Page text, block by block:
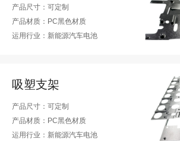
产品尺寸：可定制
产品材质：PC黑色材质
运用行业：新能源汽车电池
吸塑支架
产品尺寸：可定制
产品材质：PC黑色材质
运用行业：新能源汽车电池